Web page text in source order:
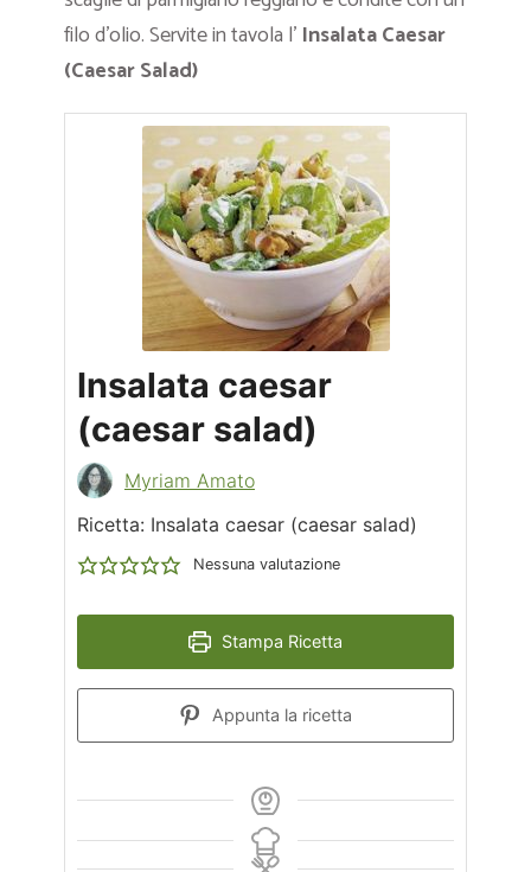
filo d’olio. Servite in tavola l’ Insalata Caesar
(Caesar Salad)
Insalata caesar
(caesar salad)
Myriam Amato
Ricetta: Insalata caesar (caesar salad)
Nessuna valutazione
Stampa Ricetta
Appunta la ricetta